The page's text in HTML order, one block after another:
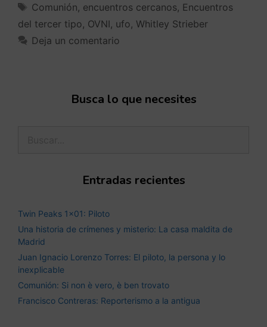
Comunión, encuentros cercanos, Encuentros
del tercer tipo, OVNI, ufo, Whitley Strieber
Deja un comentario
Busca lo que necesites
Entradas recientes
Twin Peaks 1×01: Piloto
Una historia de crímenes y misterio: La casa maldita de
Madrid
Juan Ignacio Lorenzo Torres: El piloto, la persona y lo
inexplicable
Comunión: Si non è vero, è ben trovato
Francisco Contreras: Reporterismo a la antigua